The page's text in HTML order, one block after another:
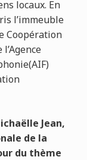
locaux. En
l’immeuble
Coopération
Jean,
de la
du thème